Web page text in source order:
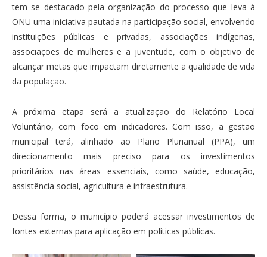
tem se destacado pela organização do processo que leva à
ONU uma iniciativa pautada na participação social, envolvendo
instituições públicas e privadas, associações indígenas,
associações de mulheres e a juventude, com o objetivo de
alcançar metas que impactam diretamente a qualidade de vida
da população.
A próxima etapa será a atualização do Relatório Local
Voluntário, com foco em indicadores. Com isso, a gestão
municipal terá, alinhado ao Plano Plurianual (PPA), um
direcionamento mais preciso para os investimentos
prioritários nas áreas essenciais, como saúde, educação,
assistência social, agricultura e infraestrutura.
Dessa forma, o município poderá acessar investimentos de
fontes externas para aplicação em políticas públicas.